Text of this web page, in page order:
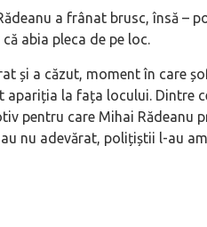
a frânat brusc, însă –
abia pleca de pe loc.
și a căzut, moment în care
apariția la fața locului. Dintre
pentru care Mihai Rădeanu
nu adevărat, polițiștii l-au